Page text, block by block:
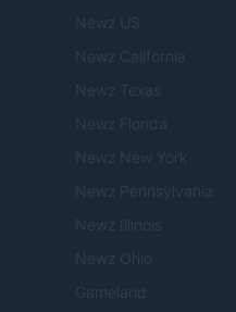
Newz US
Newz California
Newz Texas
Newz Florida
Newz New York
Newz Pennsylvania
Newz Illinois
Newz Ohio
Gameland